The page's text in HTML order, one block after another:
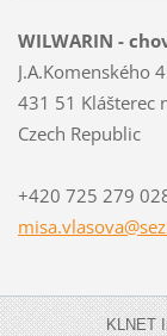
WILWARIN -
J.A.Komenského
431 51 Klášterec
Czech Republic
+420 725 279
misa.vlasova@sez
KLNET